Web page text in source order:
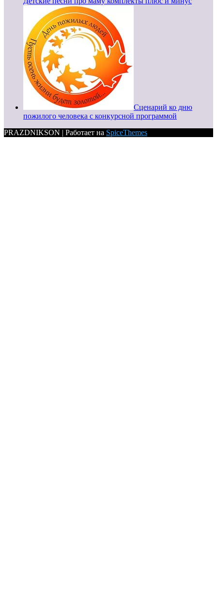
Сценарий ко дню
пожилого человека с конкурсной программой
PRAZDNIKSON | Работает на SpiceThemes